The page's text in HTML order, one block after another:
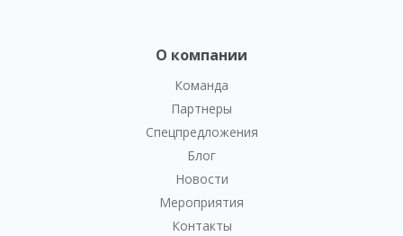
О компании
Команда
Партнеры
Спецпредложения
Блог
Новости
Мероприятия
Контакты